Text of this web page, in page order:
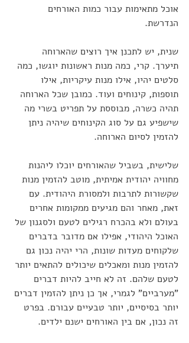
אוכל מתאימות עבור כמות האורחים
הנדרשת.
שנית, יש לתכנן איך רוצים שהארוחה
תיערך. קרי, כמה מנות ראשונות יוגשו, כמה
סלטים יהיו, אילו מנות עיקריות, אילו
תוספות, קינוחים ועוד. כמובן שכל הארוחה
תהיה כשרה, מבוססת על תפריט בשרי מה
שישפיע גם על סוג הקינוחים שיהיה ניתן
להזמין לסיום הארוחה.
שלישית, בשביל שהאורחים יוכלו ליהנות
מחוויה יהודית אמיתית, מוטב להזמין מנות
שקשורות לתרבות ולמסורת היהודית. עם
זאת, מאחר והם מגיעים ממקומות אחרים
בעולם ולא בהכרח רגילים לטעם ולסגנון של
האוכל היהודי, אפילו אם מדובר בדברים
שלקוחים מעדות שונות, הרי יהיה נכון גם
להזמין מנות ומאכלים שיכולים להתאים יותר
לטעם שלהם. זה לא חייב להיות דברים
"מערביים" לגמרי, אך כן ניתן להזמין דברים
יותר בסיסיים, יותר טבעיים עבורם. בפרט
זה נכון, אם בין האורחים ישנם ילדים.